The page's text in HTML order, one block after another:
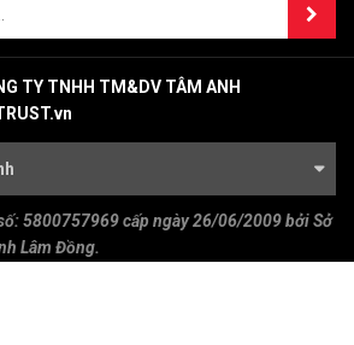
TY TNHH TM&DV TÂM ANH
5800757969 cấp ngày 26/06/2009 bởi Sở
Lâm Đồng.